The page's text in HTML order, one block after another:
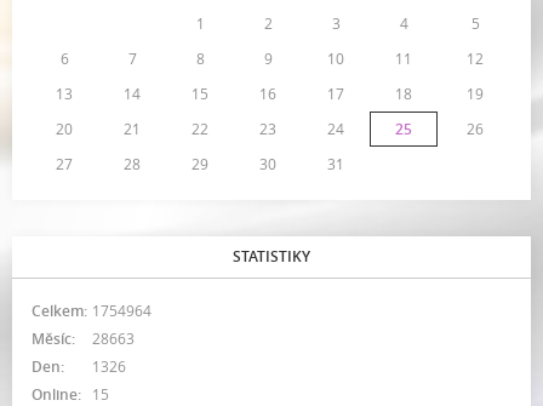
1
2 3 4
5
6
7 8 9 10 11
12
13
14 15 16 17 18
19
20
21 22 23 24 25
26
27
28 29 30 31
STATISTIKY
Online: 15
Celkem: 1754964
Měsíc:
28663
Den:
1326